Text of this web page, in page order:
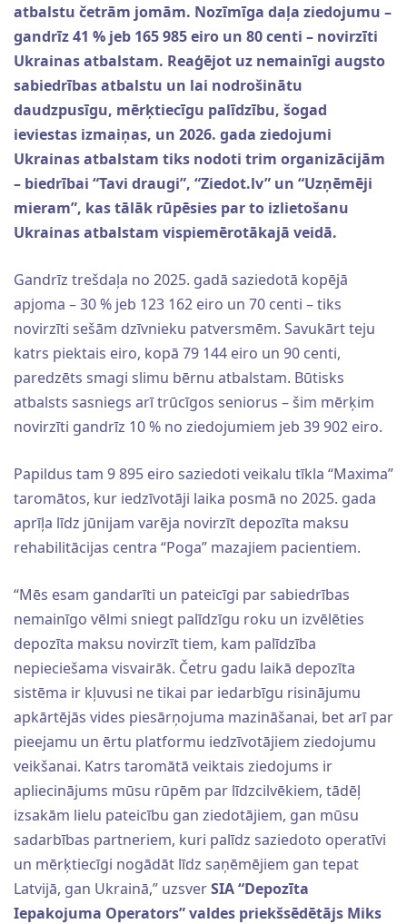
atbalstu četrām jomām. Nozīmīga daļa ziedojumu –
gandrīz 41 % jeb 165 985 eiro un 80 centi – novirzīti
Ukrainas atbalstam. Reaģējot uz nemainīgi augsto
sabiedrības atbalstu un lai nodrošinātu
daudzpusīgu, mērķtiecīgu palīdzību, šogad
ieviestas izmaiņas, un 2026. gada ziedojumi
Ukrainas atbalstam tiks nodoti trim organizācijām
– biedrībai “Tavi draugi”, “Ziedot.lv” un “Uzņēmēji
mieram”, kas tālāk rūpēsies par to izlietošanu
Ukrainas atbalstam vispiemērotākajā veidā.
Gandrīz trešdaļa no 2025. gadā saziedotā kopējā
apjoma – 30 % jeb 123 162 eiro un 70 centi – tiks
novirzīti sešām dzīvnieku patversmēm. Savukārt teju
katrs piektais eiro, kopā 79 144 eiro un 90 centi,
paredzēts smagi slimu bērnu atbalstam. Būtisks
atbalsts sasniegs arī trūcīgos seniorus – šim mērķim
novirzīti gandrīz 10 % no ziedojumiem jeb 39 902 eiro.
Papildus tam 9 895 eiro saziedoti veikalu tīkla “Maxima”
taromātos, kur iedzīvotāji laika posmā no 2025. gada
aprīļa līdz jūnijam varēja novirzīt depozīta maksu
rehabilitācijas centra “Poga” mazajiem pacientiem.
“Mēs esam gandarīti un pateicīgi par sabiedrības
nemainīgo vēlmi sniegt palīdzīgu roku un izvēlēties
depozīta maksu novirzīt tiem, kam palīdzība
nepieciešama visvairāk. Četru gadu laikā depozīta
sistēma ir kļuvusi ne tikai par iedarbīgu risinājumu
apkārtējās vides piesārņojuma mazināšanai, bet arī par
pieejamu un ērtu platformu iedzīvotājiem ziedojumu
veikšanai. Katrs taromātā veiktais ziedojums ir
apliecinājums mūsu rūpēm par līdzcilvēkiem, tādēļ
izsakām lielu pateicību gan ziedotājiem, gan mūsu
sadarbības partneriem, kuri palīdz saziedoto operatīvi
un mērķtiecīgi nogādāt līdz saņēmējiem gan tepat
Latvijā, gan Ukrainā,” uzsverSIA “Depozīta
Iepakojuma Operators” valdes priekšsēdētājs Miks